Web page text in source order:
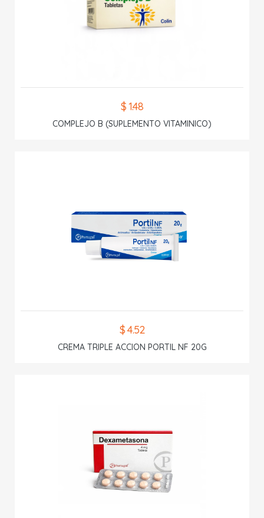
$ 1.48
COMPLEJO B (SUPLEMENTO VITAMINICO)
$ 4.52
CREMA TRIPLE ACCION PORTIL NF 20G